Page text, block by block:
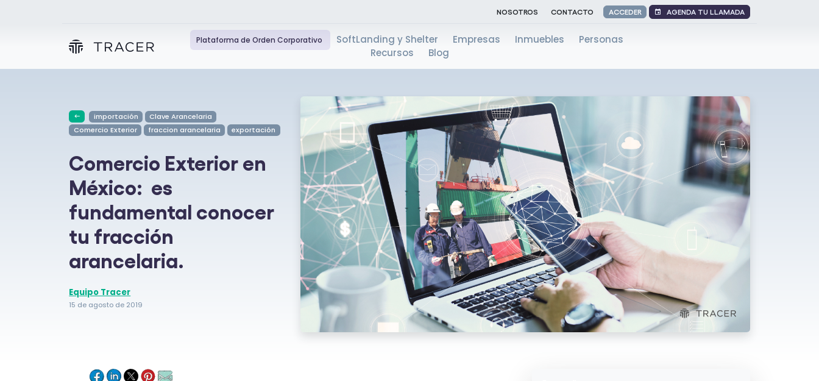
NOSOTROS CONTACTO ACCEDER AGENDA TU LLAMADA
Plataforma de Orden Corporativo SoftLanding y Shelter Empresas Inmuebles
Personas
Recursos
Blog
importación
Clave Arancelaria
Comercio Exterior
fraccion arancelaria exportación
Comercio Exterior en
México: es
fundamental conocer
tu fracción
arancelaria.
Equipo Tracer
15 de agosto de 2019